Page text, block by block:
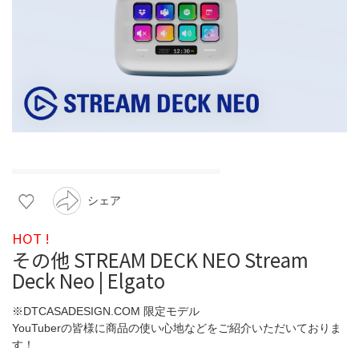
シェア
HOT !
その他 STREAM DECK NEO Stream
Deck Neo | Elgato
※DTCASADESIGN.COM 限定モデル
YouTuberの皆様に商品の使い心地などをご紹介いただいておりま
す！